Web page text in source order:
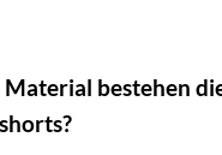
Material bestehen